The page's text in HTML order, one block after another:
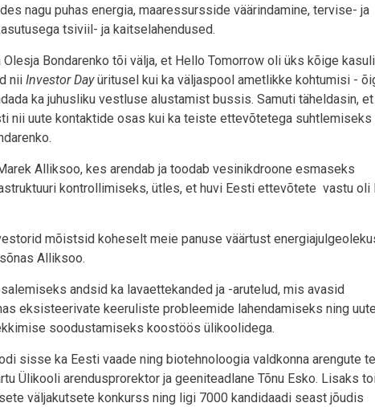
nagu puhas energia, maaressursside väärindamine, tervise- ja
tsiviil- ja kaitselahendused.
Bondarenko tõi välja, et Hello Tomorrow oli üks kõige
nii Investor Dayüritusel kui ka väljaspool ametlikke kohtumisi -
ka juhusliku vestluse alustamist bussis. Samuti täheldasin, et
nii uute kontaktide osas kui ka teiste ettevõtetega suhtlemiseks
Alliksoo, kes arendab ja toodab vesinikdroone esmaseks
kontrollimiseks, ütles, et huvi Eesti ettevõtete vastu oli
mõistsid koheselt meie panuse väärtust
Alliksoo.
andsid ka lavaettekanded ja -arutelud, mis avasid
eksisteerivate keeruliste probleemide lahendamiseks ning uute
soodustamiseks koostöös ülikoolidega.
sisse ka Eesti vaade ning biotehnoloogia valdkonna arengute
Ülikooli arendusprorektor ja geeniteadlane Tõnu Esko. Lisaks
väljakutsete konkurss ning ligi 7000 kandidaadi seast jõudis